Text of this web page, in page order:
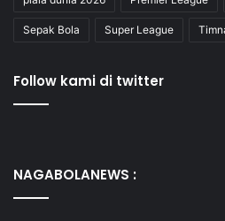
Sepak Bola Super League
Follow kami di twitter
NAGABOLANEWS :